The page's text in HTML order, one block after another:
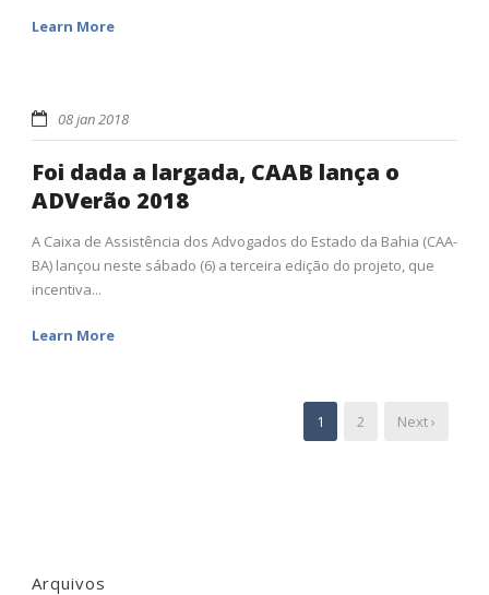
Learn More
08 jan 2018
Foi dada a largada, CAAB lança o
ADVerão 2018
A Caixa de Assistência dos Advogados do Estado da Bahia (CAA-
BA) lançou neste sábado (6) a terceira edição do projeto, que
incentiva...
Learn More
1 2 Next ›
Arquivos